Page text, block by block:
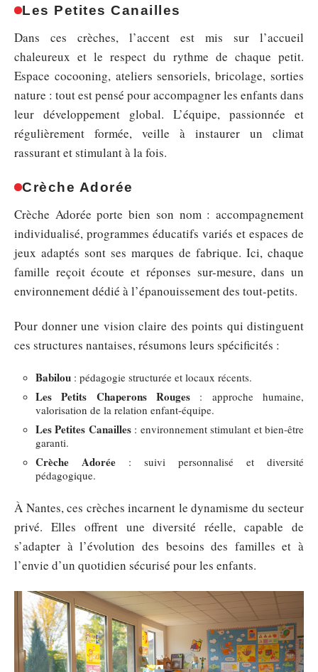
Les Petites Canailles
Dans ces crèches, l’accent est mis sur l’accueil
chaleureux et le respect du rythme de chaque petit.
Espace cocooning, ateliers sensoriels, bricolage, sorties
nature : tout est pensé pour accompagner les enfants dans
leur développement global. L’équipe, passionnée et
régulièrement formée, veille à instaurer un climat
rassurant et stimulant à la fois.
Crèche Adorée
Crèche Adorée porte bien son nom : accompagnement
individualisé, programmes éducatifs variés et espaces de
jeux adaptés sont ses marques de fabrique. Ici, chaque
famille reçoit écoute et réponses sur-mesure, dans un
environnement dédié à l’épanouissement des tout-petits.
Pour donner une vision claire des points qui distinguent
ces structures nantaises, résumons leurs spécificités :
Babilou : pédagogie structurée et locaux récents.
Les Petits Chaperons Rouges : approche humaine,
valorisation de la relation enfant-équipe.
Les Petites Canailles: environnement stimulant et bien-être
garanti.
Crèche Adorée : suivi personnalisé et diversité
pédagogique.
À Nantes, ces crèches incarnent le dynamisme du secteur
privé. Elles offrent une diversité réelle, capable de
s’adapter à l’évolution des besoins des familles et à
l’envie d’un quotidien sécurisé pour les enfants.